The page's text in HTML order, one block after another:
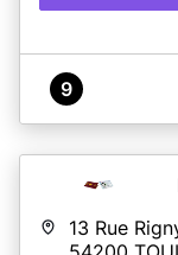
A propos de
9
13 Rue